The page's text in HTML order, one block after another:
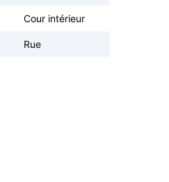
Cour intérieur
Rue